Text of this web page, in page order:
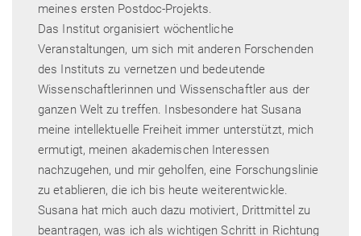
meines ersten Postdoc-Projekts.
Das Institut organisiert wöchentliche
Veranstaltungen, um sich mit anderen Forschenden
des Instituts zu vernetzen und bedeutende
Wissenschaftlerinnen und Wissenschaftler aus der
ganzen Welt zu treffen. Insbesondere hat Susana
meine intellektuelle Freiheit immer unterstützt, mich
ermutigt, meinen akademischen Interessen
nachzugehen, und mir geholfen, eine Forschungslinie
zu etablieren, die ich bis heute weiterentwickle.
Susana hat mich auch dazu motiviert, Drittmittel zu
beantragen, was ich als wichtigen Schritt in Richtung